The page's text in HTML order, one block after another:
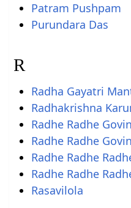
Patram Pushpam
Purundara Das
R
Radha Gayatri
Radhakrishna
Radhe Radhe
Radhe Radhe
Radhe Radhe
Radhe Radhe
Rasavilola